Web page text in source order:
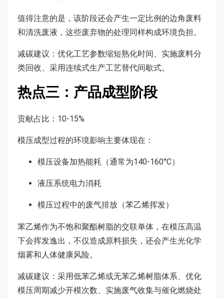
值得注意的是，该阶段还会产生一定比例的边角废料
和清洗废液，这些废弃物的处理同样构成环境负担。
减碳建议：优化工艺参数缩短熟化时间、实施废料分
类回收、采用连续式生产工艺替代间歇式。
热点三：产品成型阶段
贡献占比：10-15%
模压成型过程的环境影响主要体现在：
模压设备加热能耗（通常为140-160°C）
液压系统电力消耗
模压过程中的废气排放（苯乙烯挥发）
苯乙烯作为不饱和聚酯树脂的交联单体，在模压高温
下会挥发逸出，不仅造成原料损失，还会产生光化学
烟雾和人体健康风险。
减碳建议：采用低苯乙烯或无苯乙烯树脂体系、优化
模压周期减少开模次数、实施废气收集与催化燃烧处